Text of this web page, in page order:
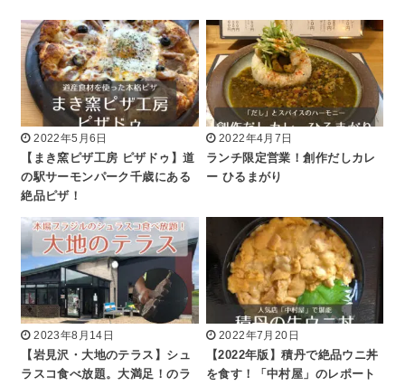
2022年5月6日
【まき窯ピザ工房 ピザドゥ】道
の駅サーモンパーク千歳にある
絶品ピザ！
2022年4月7日
ランチ限定営業！創作だしカレ
ー ひるまがり
2023年8月14日
【岩見沢・大地のテラス】シュ
ラスコ食べ放題。大満足！のラ
2022年7月20日
【2022年版】積丹で絶品ウニ丼
を食す！「中村屋」のレポート